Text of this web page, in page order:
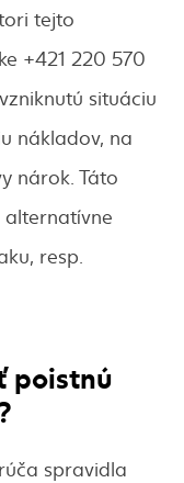
tejto
+421 220 570
situáciu
nákladov, na
nárok. Táto
resp.
poistnú
spravidla